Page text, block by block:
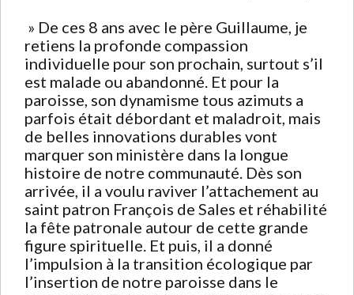
» De ces 8 ans avec le père Guillaume, je
retiens la profonde compassion
individuelle pour son prochain, surtout s’il
est malade ou abandonné. Et pour la
paroisse, son dynamisme tous azimuts a
parfois était débordant et maladroit, mais
de belles innovations durables vont
marquer son ministère dans la longue
histoire de notre communauté. Dès son
arrivée, il a voulu raviver l’attachement au
saint patron François de Sales et réhabilité
la fête patronale autour de cette grande
figure spirituelle. Et puis, il a donné
l’impulsion à la transition écologique par
l’insertion de notre paroisse dans le